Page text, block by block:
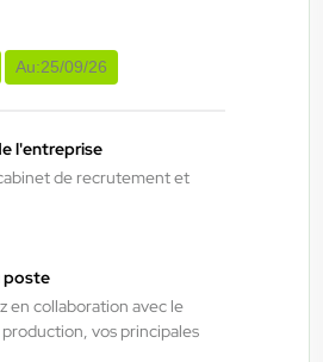
Au:25/09/26
l'entreprise
de recrutement et
poste
en collaboration avec le
vos principales
H/F/X
h
10/26
industrielle